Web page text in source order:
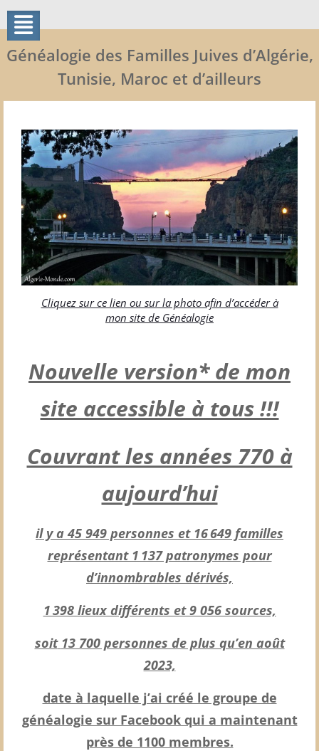
Généalogie des Familles Juives d’Algérie,
Tunisie, Maroc et d’ailleurs
Cliquez sur ce lien ou sur la photo afin d’accéder à
mon site de Généalogie
Nouvelle version* de mon
site accessible à tous !!!
Couvrant les années 770 à
aujourd’hui
il y a 45 949 personnes et 16 649 familles
représentant 1 137 patronymes pour
d’innombrables dérivés,
1 398 lieux différents et 9 056 sources,
soit 13 700 personnes de plus qu’en août
2023,
date à laquelle j’ai créé le groupe de
généalogie sur Facebook qui a maintenant
près de 1100 membres.